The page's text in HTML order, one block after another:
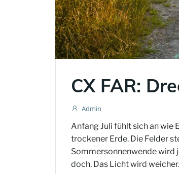
CX FAR:
Admin
Anfang Juli fühlt sich an wie
trockener Erde. Die Felder
Sommersonnenwende wird
doch. Das Licht wird